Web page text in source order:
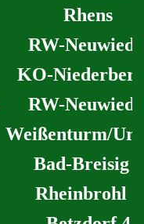
Rhens
RW-Neuwied
KO-
RW-Neuwied
Weißenturm/
Bad-Breisig 2
Rheinbrohl 2